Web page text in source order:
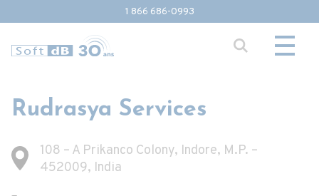
1 866 686-0993
Rudrasya Services
108 – A Prikanco Colony, Indore, M.P. –
452009, India